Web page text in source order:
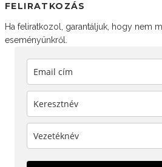
FELIRATKOZÁS
Ha feliratkozol, garantáljuk, hogy nem
eseményünkről.